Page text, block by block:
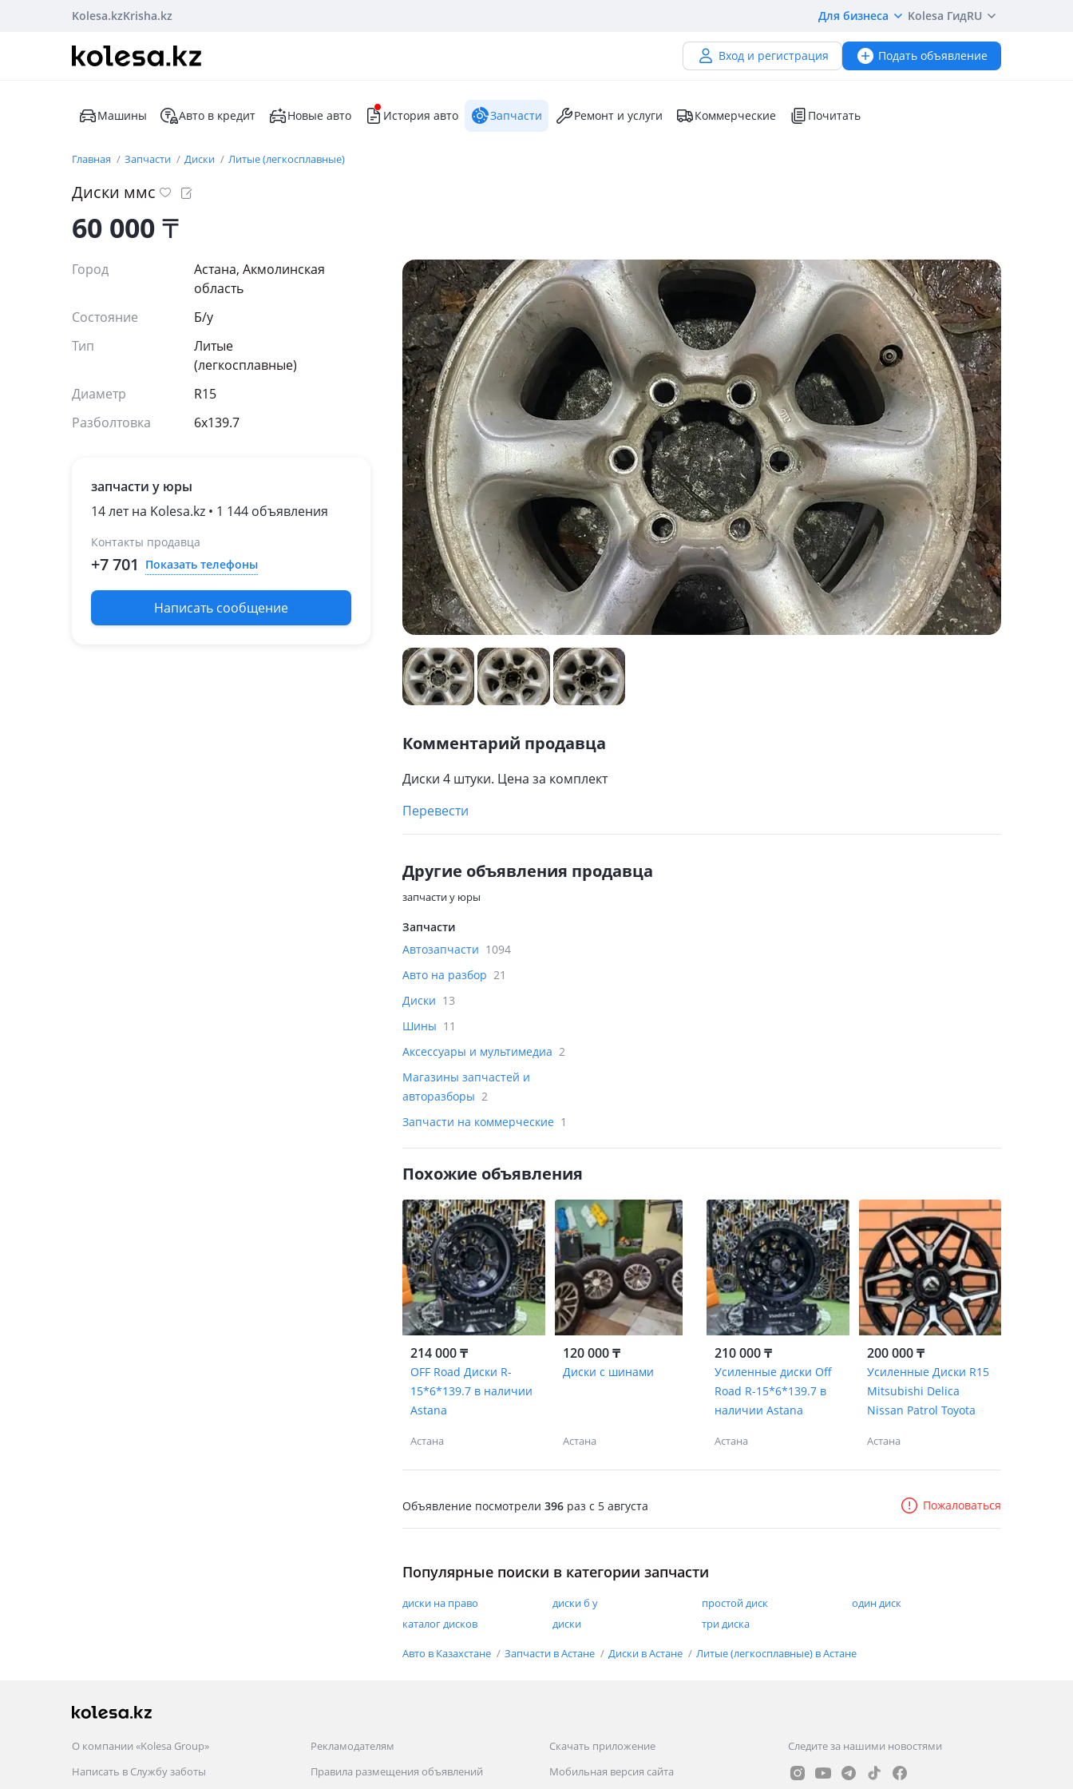
Kolesa.kzKrisha.kz Для бизнеса Kolesa ГидRU
Вход и регистрация Подать объявление
Машины Авто в кредит Новые авто История авто Запчасти Ремонт и услуги Коммерческие Почитать
Главная Запчасти Диски Литые (легкосплавные)
Диски ммс
60 000₸
Город
Астана, Акмолинская
область
Состояние
Б/y
Тип
Литые
(легкосплавные)
Диаметр
R15
Разболтовка
6x139.7
запчасти у юры
14 лет на Kolesa.kz • 1 144 объявления
Контакты продавца
+7 701 Показать телефоны
Написать сообщение
Комментарий продавца
Диски 4 штуки. Цена за комплект
Перевести
Другие объявления продавца
запчасти у юры
Запчасти
Автозапчасти 1094
Авто на разбор 21
Диски 13
Шины 11
Аксессуары и мультимедиа 2
Магазины запчастей и
авторазборы 2
Запчасти на коммерческие 1
Похожие объявления
214 000 ₸
OFF Road Диски R-
15*6*139.7 в наличии
Astana
Астана
120 000 ₸
Диски с шинами
Астана
210 000 ₸
Усиленные диски Off
Road R-15*6*139.7 в
наличии Astana
Астана
200 000 ₸
Усиленные Диски R15
Mitsubishi Delica
Nissan Patrol Toyota
Астана
Объявление посмотрели 396 раз c 5 августа Пожаловаться
Популярные поиски в категории запчасти
диски на право диски б у простой диск
один диск
каталог дисков
диски три диска
Авто в Казахстане Запчасти в Астане Диски в Астане Литые (легкосплавные) в Астане
О компании «Kolesa Group»
Написать в Службу заботы
Рекламодателям
Правила размещения объявлений
Скачать приложение
Мобильная версия сайта
Следите за нашими новостями